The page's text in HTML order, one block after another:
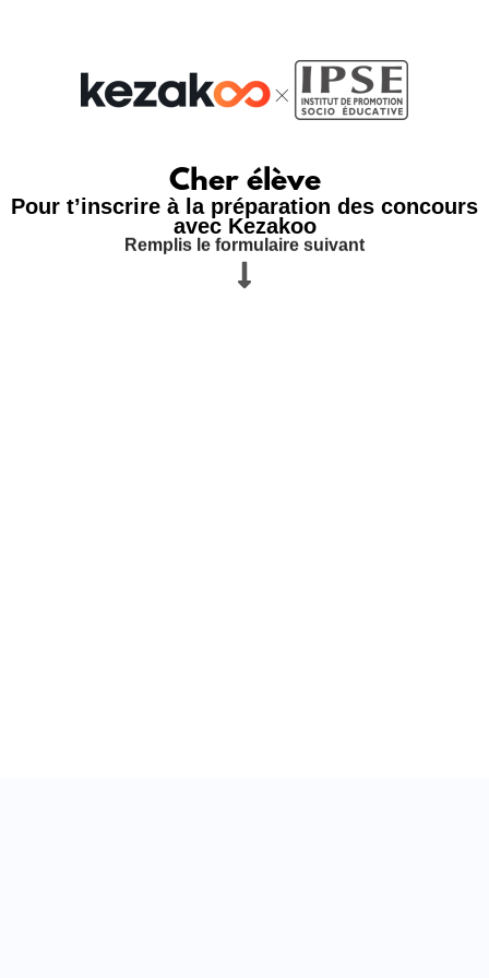
Cher élève
Pour t’inscrire à la préparation des concours
avec Kezakoo
Remplis le formulaire suivant